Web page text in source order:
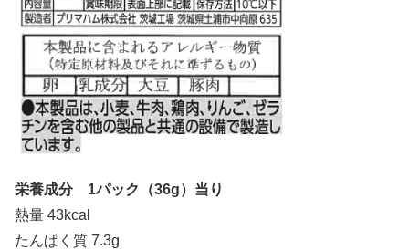
栄養成分 1パック（36g）当り
熱量 43kcal
たんぱく質 7.3g